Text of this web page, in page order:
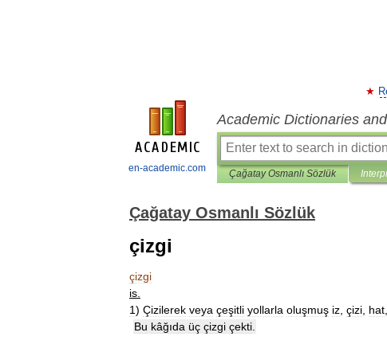
en-academic.com
Academic Dictionaries
Çağatay Osmanlı Sözlük
Çağatay Osmanlı Sözlük
çizgi
çizgi
is
1) Çizilerek veya çeşitli yollarla oluşmuş iz çizi hat
Bu kâğıda üç çizgi çekti